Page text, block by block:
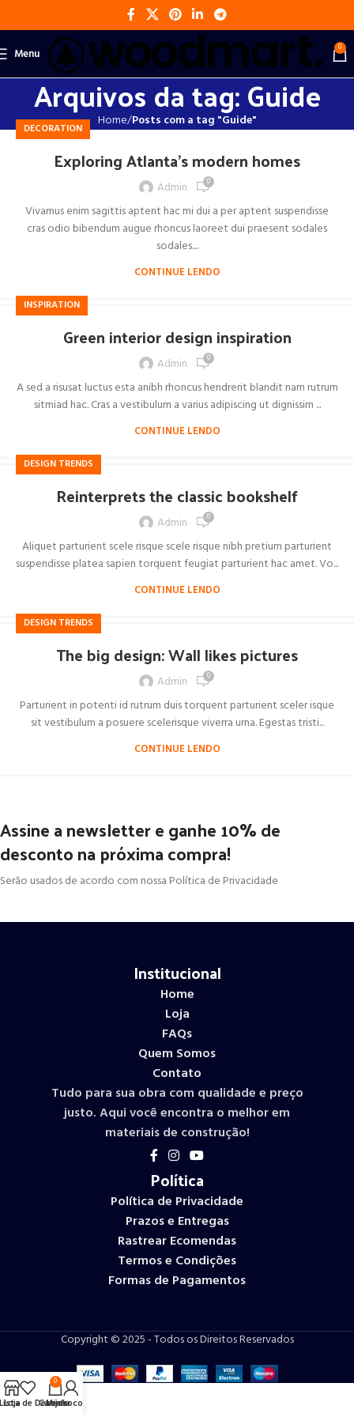
Menu 0
Arquivos da tag: Guide
Home Posts com a tag "Guide"
DECORATION
Exploring Atlanta’s modern homes
Admin 0
Vivamus enim sagittis aptent hac mi dui a per aptent suspendisse
cras odio bibendum augue rhoncus laoreet dui praesent sodales
sodales....
CONTINUE LENDO
INSPIRATION
Green interior design inspiration
Admin 0
A sed a risusat luctus esta anibh rhoncus hendrerit blandit nam rutrum
sitmiad hac. Cras a vestibulum a varius adipiscing ut dignissim ...
CONTINUE LENDO
DESIGN TRENDS
Reinterprets the classic bookshelf
Admin 0
Aliquet parturient scele risque scele risque nibh pretium parturient
suspendisse platea sapien torquent feugiat parturient hac amet. Vo...
CONTINUE LENDO
DESIGN TRENDS
The big design: Wall likes pictures
Admin 0
Parturient in potenti id rutrum duis torquent parturient sceler isque
sit vestibulum a posuere scelerisque viverra urna. Egestas tristi...
CONTINUE LENDO
Assine a newsletter e ganhe 10% de
desconto na próxima compra!
Serão usados de acordo com nossa Política de Privacidade
Institucional
Home
Loja
FAQs
Quem Somos
Contato
Tudo para sua obra com qualidade e preço
justo. Aqui você encontra o melhor em
materiais de construção!
Política
Política de Privacidade
Prazos e Entregas
Rastrear Ecomendas
Termos e Condições
Formas de Pagamentos
Copyright © 2025 - Todos os Direitos Reservados
Loja
Lista de Desejos
0
Carrinho
Minha conta